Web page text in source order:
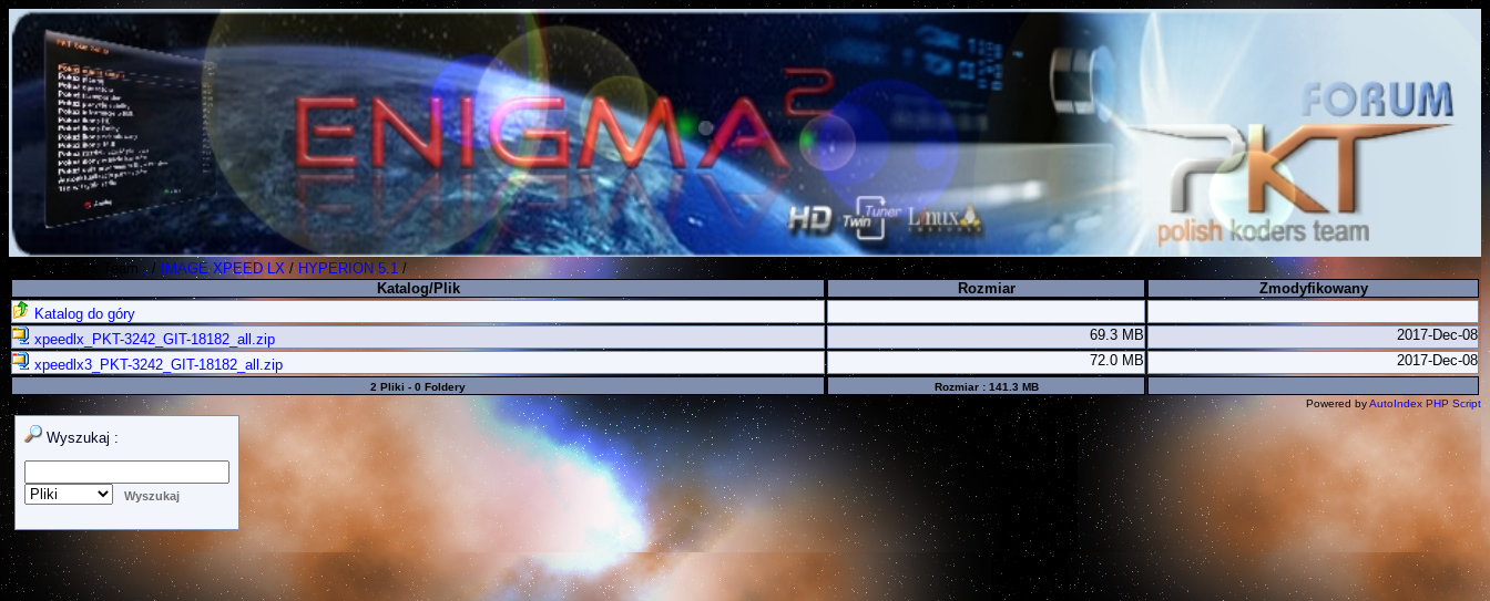
Polish Koders Team . / IMAGE XPEED LX / HYPERION 5.1/
Katalog/Plik
Rozmiar
Zmodyfikowany
Katalog do góry
xpeedlx_PKT-3242_GIT-18182_all.zip
69.3 MB
2017-Dec-08
xpeedlx3_PKT-3242_GIT-18182_all.zip
72.0 MB 2017-Dec-08
2 Pliki - 0 Foldery
Rozmiar : 141.3 MB
Powered byAutoIndex PHP Script
Wyszukaj :